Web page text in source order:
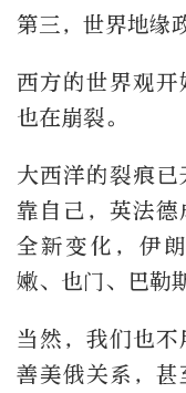
第三，世界地缘
西方的世界观
也在崩裂。
大西洋的裂痕
靠自己，英法
全新变化，伊
嫩、也门、巴勒
当然，我们也
善美俄关系，